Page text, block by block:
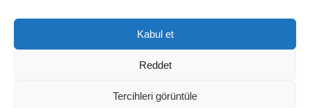
Kabul et
Reddet
Tercihleri görüntüle